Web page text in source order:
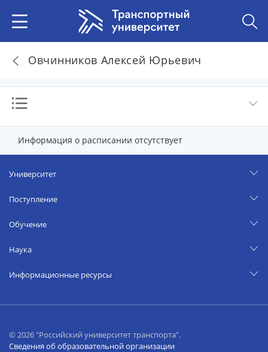
Овчинников Алексей Юрьевич
Информация о расписании отсутствует
Университет
Поступление
Обучение
Наука
Информационные ресурсы
© 2026 "Российский университет транспорта".
Сведения об образовательной организации